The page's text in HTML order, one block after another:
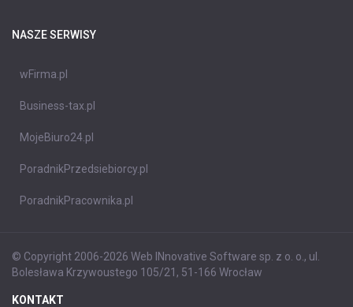
NASZE SERWISY
wFirma.pl
Business-tax.pl
MojeBiuro24.pl
PoradnikPrzedsiebiorcy.pl
PoradnikPracownika.pl
© Copyright 2006-2026 Web INnovative Software sp. z o. o., ul.
Bolesława Krzywoustego 105/21, 51-166 Wrocław
KONTAKT